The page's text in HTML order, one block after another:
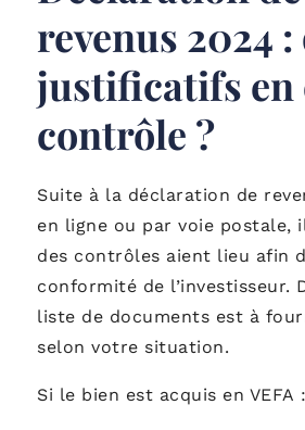
revenus 2024
justificatifs en
contrôle ?
Suite à la déclaration de
en ligne ou par voie postale,
des contrôles aient lieu afin
conformité de l’investisseur.
liste de documents est à
selon votre situation.
Si le bien est acquis en VEFA :